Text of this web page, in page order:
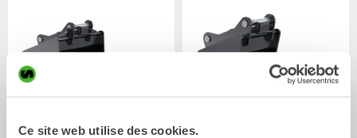
Ce site web utilise des cookies.